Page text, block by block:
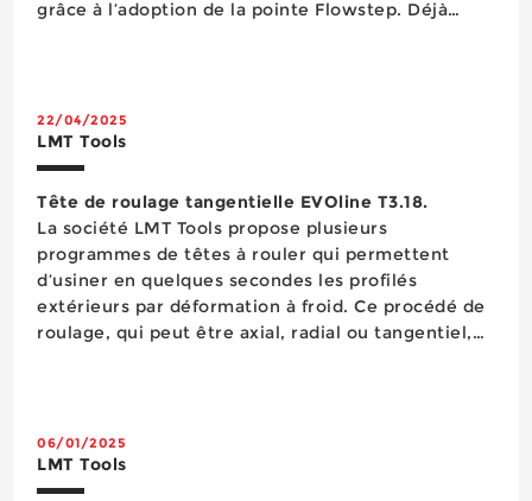
grâce à l’adoption de la pointe Flowstep. Déjà
22/04/2025
LMT Tools
Tête de roulage tangentielle EVOline T3.18.
La société LMT Tools propose plusieurs
programmes de têtes à rouler qui permettent
d’usiner en quelques secondes les profilés
extérieurs par déformation à froid. Ce procédé de
roulage, qui peut être axial, radial ou tangentiel,
06/01/2025
LMT Tools